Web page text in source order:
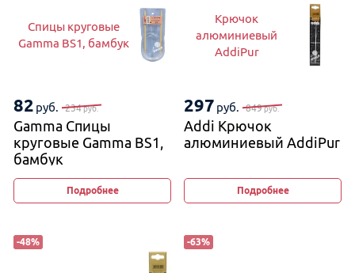
Спицы круговые
Gamma BS1, бамбук
82 руб. 234руб.
Gamma Спицы
круговые Gamma BS1,
бамбук
Подробнее
Крючок
алюминиевый
AddiPur
297 руб. 849руб.
Addi Крючок
алюминиевый AddiPur
Подробнее
-48% -63%